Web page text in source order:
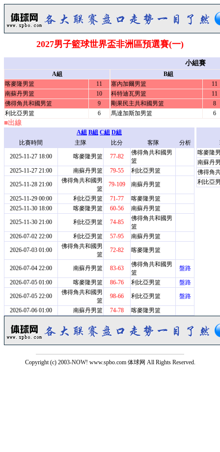
2027男子籃球世界盃非洲區預選賽(一)
小組賽
A組
喀麥隆男篮
11
南蘇丹男篮
10
佛得角共和國男篮
9
利比亞男篮
6
B組
塞內加爾男篮
11
科特迪瓦男篮
11
剛果民主共和國男篮
8
馬達加斯加男篮
6
■出線
A組 B組 C組 D組
比賽時間
主隊 比分 客隊
分析
2025-11-27 18:00
喀麥隆男篮 77-82
佛得角共和國男
篮
2025-11-27 21:00
南蘇丹男篮 79-55
利比亞男篮
2025-11-28 21:00
佛得角共和國男
篮
79-109 南蘇丹男篮
2025-11-29 00:00 利比亞男篮 71-77
喀麥隆男篮
2025-11-30 18:00
喀麥隆男篮 60-56
南蘇丹男篮
2025-11-30 21:00
利比亞男篮 74-85
佛得角共和國男
篮
2026-07-02 22:00
利比亞男篮 57-95
南蘇丹男篮
2026-07-03 01:00
佛得角共和國男
篮
72-82 喀麥隆男篮
2026-07-04 22:00 南蘇丹男篮 83-63
佛得角共和國男
篮
盤路
2026-07-05 01:00 喀麥隆男篮 86-76 利比亞男篮
盤路
2026-07-05 22:00
佛得角共和國男
篮
98-66 利比亞男篮 盤路
2026-07-06 01:00 南蘇丹男篮 74-78 喀麥隆男篮
喀麥隆
南蘇丹
佛得角
利比亞
Copyright (c) 2003-NOW! www.spbo.com 体球网 All Rights Reserved.